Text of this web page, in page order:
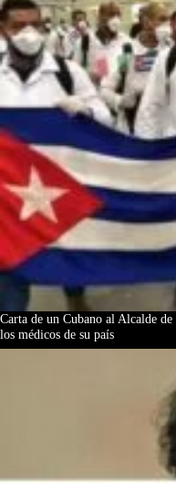
Carta de un Cubano al Alcalde
los médicos de su país